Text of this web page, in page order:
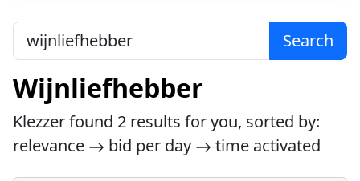
Search
Wijnliefhebber
Klezzer found 2 results for you, sorted by:
relevance
bid per day time activated